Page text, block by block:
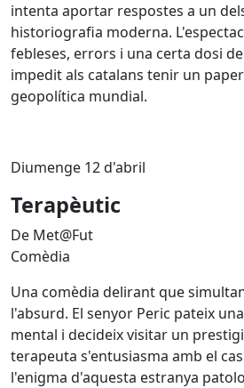
intenta aportar respostes a un
historiografia moderna.
febleses, errors i una certa dosi
impedit als catalans tenir un
geopolítica mundial.
Diumenge 12 d'abril
Terapèutic
De Met@Fut
Comèdia
Una comèdia delirant que
l'absurd. El senyor Peric pateix
mental i decideix visitar un
terapeuta s'entusiasma amb el
l'enigma d'aquesta estranya